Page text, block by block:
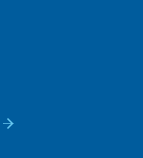
arrow_forward